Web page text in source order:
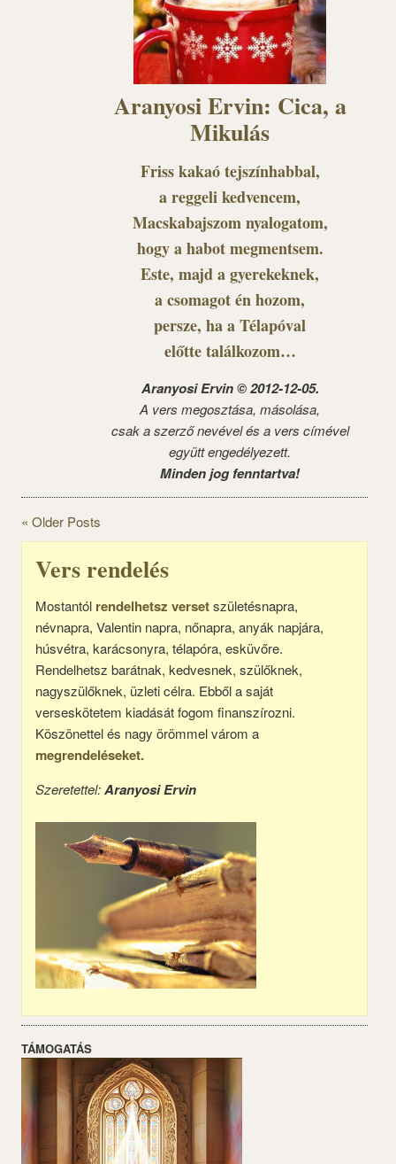
Aranyosi Ervin: Cica, a
Mikulás
Friss kakaó tejszínhabbal,
a reggeli kedvencem,
Macskabajszom nyalogatom,
hogy a habot megmentsem.
Este, majd a gyerekeknek,
a csomagot én hozom,
persze, ha a Télapóval
előtte találkozom…
Aranyosi Ervin © 2012-12-05.
A vers megosztása, másolása,
csak a szerző nevével és a vers címével
együtt engedélyezett.
Minden jog fenntartva!
« Older Posts
Vers rendelés
Mostantól rendelhetsz versetszületésnapra,
névnapra, Valentin napra, nőnapra, anyák napjára,
húsvétra, karácsonyra, télapóra, esküvőre.
Rendelhetsz barátnak, kedvesnek, szülőknek,
nagyszülőknek, üzleti célra. Ebből a saját
verseskötetem kiadását fogom finanszírozni.
Köszönettel és nagy örömmel várom a
megrendeléseket.
Szeretettel:Aranyosi Ervin
TÁMOGATÁS